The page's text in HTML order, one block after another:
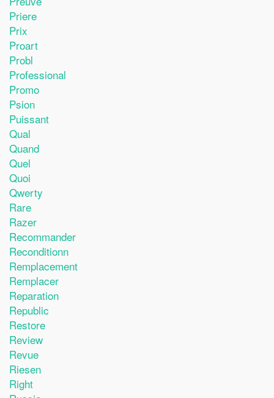
Priere
Prix
Proart
Probl
Professional
Promo
Psion
Puissant
Qual
Quand
Quel
Quoi
Qwerty
Rare
Razer
Recommander
Reconditionn
Remplacement
Remplacer
Reparation
Republic
Restore
Review
Revue
Riesen
Right